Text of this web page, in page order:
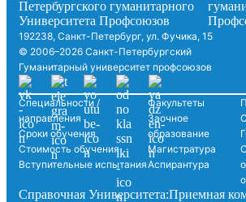
192238, Санкт-Петербург, ул. Фучика, 15
© 2006–2026 Санкт-Петербургский
Гуманитарный университет профсоюзов
Специальности /
направления
Сроки обучения
Стоимость обучения
Вступительные испытания
Факультеты
Заочное
образование
Магистратура
Аспирантура
Справочная Университета:Приемная